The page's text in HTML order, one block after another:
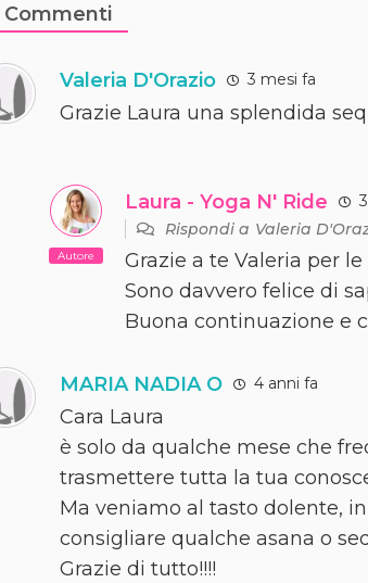
Commenti
Valeria D'Orazio 3 mesi fa
Grazie Laura una splendida
Autore
Laura - Yoga N' Ride
Rispondi aValeria
Grazie a te Valeria per
Sono davvero felice di
Buona continuazione e
MARIA NADIA O 4 anni fa
Cara Laura
è solo da qualche mese che
trasmettere tutta la tua
Ma veniamo al tasto dolente,
consigliare qualche asana o
Grazie di tutto!!!!